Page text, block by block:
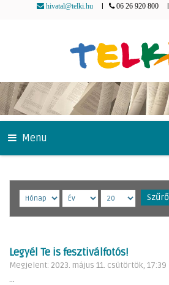
hivatal@telki.hu 06 26 920 800
Menu
Szűrő
Legyél Te is fesztiválfotós!
Megjelent: 2023. május 11. csütörtök, 17:39
...